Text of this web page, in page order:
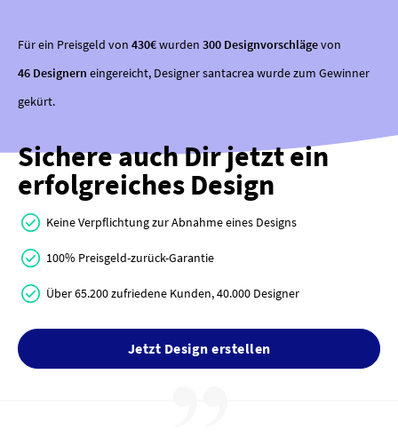
Für ein Preisgeld von 430€wurden 300 Designvorschlägevon
46 Designern eingereicht, Designer santacrea wurde zum Gewinner
gekürt.
Sichere auch Dir jetzt ein
erfolgreiches Design
Keine Verpflichtung zur Abnahme eines Designs
100% Preisgeld-zurück-Garantie
Über 65.200 zufriedene Kunden, 40.000 Designer
Jetzt Design erstellen